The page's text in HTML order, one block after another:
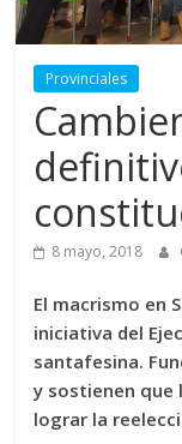
Provinciales
8 mayo, 2018
El macrismo en
iniciativa del
santafesina.
y sostienen que
lograr la